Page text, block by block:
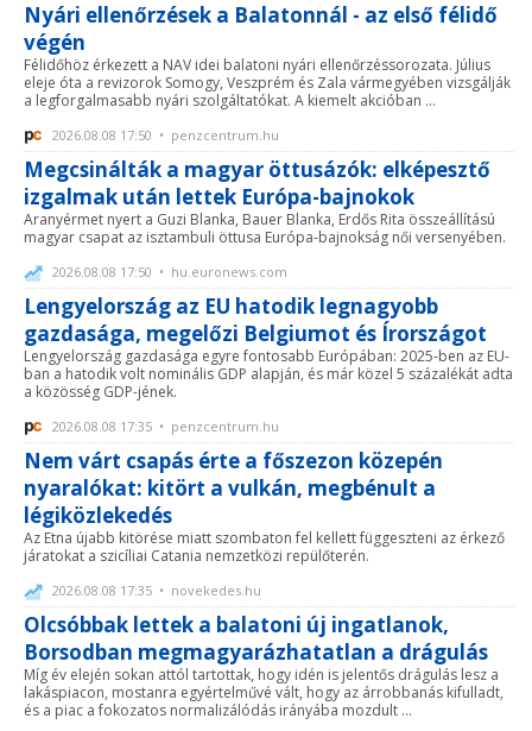
Nyári ellenőrzések a Balatonnál - az első félidő
végén
Félidőhöz érkezett a NAV idei balatoni nyári ellenőrzéssorozata. Július
eleje óta a revizorok Somogy, Veszprém és Zala vármegyében vizsgálják
a legforgalmasabb nyári szolgáltatókat. A kiemelt akcióban ...
2026.08.08 17:50 • penzcentrum.hu
Megcsinálták a magyar öttusázók: elképesztő
izgalmak után lettek Európa-bajnokok
Aranyérmet nyert a Guzi Blanka, Bauer Blanka, Erdős Rita összeállítású
magyar csapat az isztambuli öttusa Európa-bajnokság női versenyében.
2026.08.08 17:50 • hu.euronews.com
Lengyelország az EU hatodik legnagyobb
gazdasága, megelőzi Belgiumot és Írországot
Lengyelország gazdasága egyre fontosabb Európában: 2025-ben az EU-
ban a hatodik volt nominális GDP alapján, és már közel 5 százalékát adta
a közösség GDP-jének.
2026.08.08 17:35 • penzcentrum.hu
Nem várt csapás érte a főszezon közepén
nyaralókat: kitört a vulkán, megbénult a
légiközlekedés
Az Etna újabb kitörése miatt szombaton fel kellett függeszteni az érkező
járatokat a szicíliai Catania nemzetközi repülőterén.
2026.08.08 17:35 • novekedes.hu
Olcsóbbak lettek a balatoni új ingatlanok,
Borsodban megmagyarázhatatlan a drágulás
Míg év elején sokan attól tartottak, hogy idén is jelentős drágulás lesz a
lakáspiacon, mostanra egyértelművé vált, hogy az árrobbanás kifulladt,
és a piac a fokozatos normalizálódás irányába mozdult ...